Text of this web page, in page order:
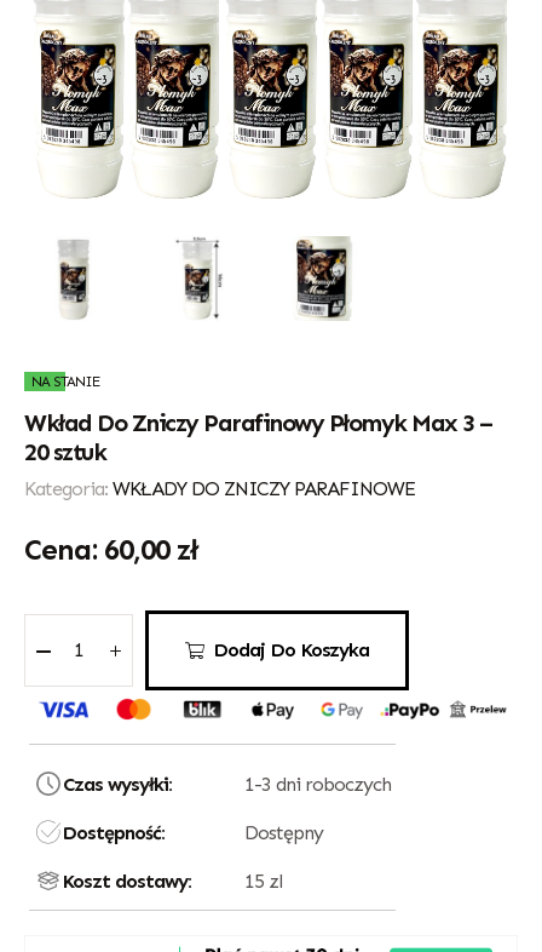
NA STANIE
Wkład Do Zniczy Parafinowy Płomyk Max 3 –
20 sztuk
Kategoria: WKŁADY DO ZNICZY PARAFINOWE
60,00 zł
Dodaj Do Koszyka
Czas wysyłki: 1-3 dni roboczych
Dostępność: Dostępny
Koszt dostawy: 15 zl